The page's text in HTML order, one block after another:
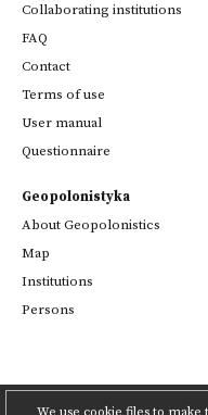
Collaborating institutions
FAQ
Contact
Terms of use
User manual
Questionnaire
Geopolonistyka
About Geopolonistics
Map
Institutions
Persons